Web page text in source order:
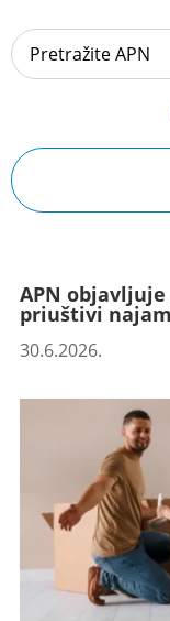
APN
priuštivi najam
30.6.2026.